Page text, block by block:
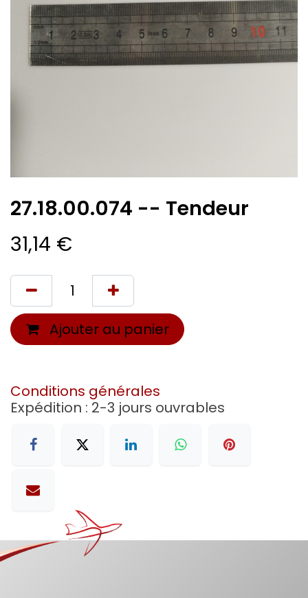
27.18.00.074 -- Tendeur
31,14 €
Ajouter au panier
Conditions générales
Expédition : 2-3 jours ouvrables